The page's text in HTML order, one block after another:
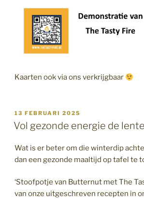
Kaarten ook via ons verkrijgbaar
GEPLAATST
OP
13 FEBRUARI 2025
Vol gezonde energie de
Wat is er beter om die winterdip
dan een gezonde maaltijd op tafel te
‘Stoofpotje van Butternut met The
van onze uitgeschreven recepten in